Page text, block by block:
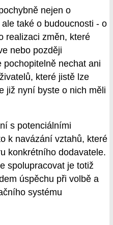
nejen o
také o budoucnosti - o
realizaci změn, které
nebo později
pochopitelně nechat ani
které jistě lze
již nyní byste o nich měli
s potenciálními
k navázání vztahů, které
konkrétního dodavatele.
spolupracovat je totiž
úspěchu při volbě a
systému